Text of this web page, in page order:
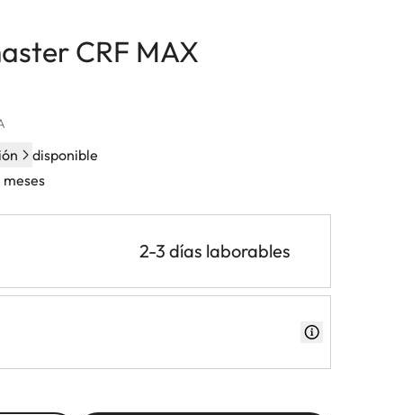
CRF MAX
disponible
2-3 días laborables